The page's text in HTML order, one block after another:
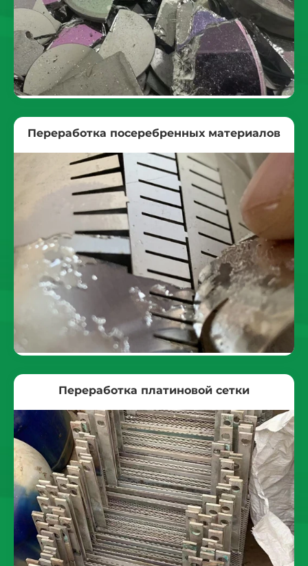
Переработка посеребренных материалов
Переработка платиновой сетки